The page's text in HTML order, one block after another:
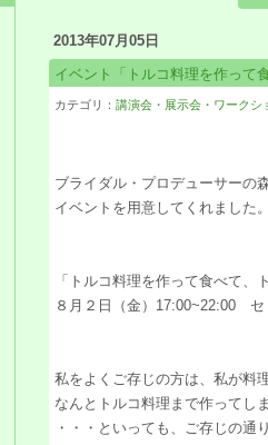
2013年07月05日
イベント「トルコ料理を作って
カテゴリ：講演会・展示会・ワークシ
ブライダル・プロデューサーの
イベントを用意してくれました。
「トルコ料理を作って食べて
８月２日（金）17:00~22:00
私をよくご存じの方は、私が料
なんとトルコ料理まで作ってし
・・・といっても、ご存じの